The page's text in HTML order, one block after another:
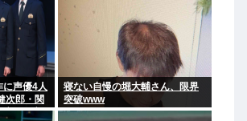
に声優4人
次郎・関
庁の最高
寝ない自慢の堀大輔さん、限界
突破www